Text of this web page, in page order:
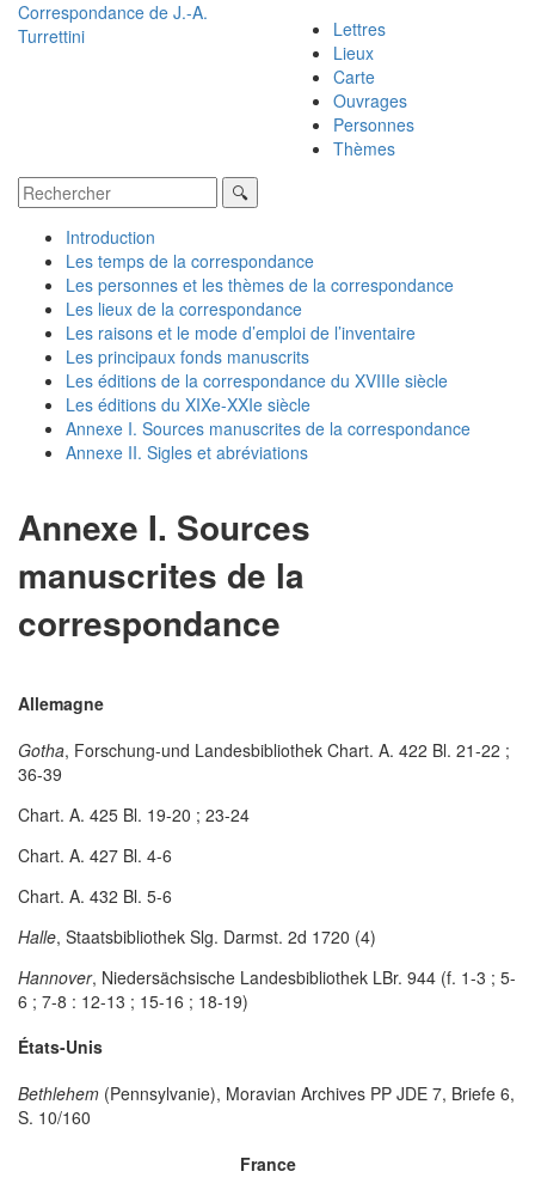
Correspondance de J.-A.
Turrettini
Lettres
Lieux
Carte
Ouvrages
Personnes
Thèmes
Introduction
Les temps de la correspondance
Les personnes et les thèmes de la correspondance
Les lieux de la correspondance
Les raisons et le mode d’emploi de l’inventaire
Les principaux fonds manuscrits
Les éditions de la correspondance du XVIIIe siècle
Les éditions du XIXe-XXIe siècle
Annexe I. Sources manuscrites de la correspondance
Annexe II. Sigles et abréviations
Annexe I. Sources
manuscrites de la
correspondance
Allemagne
Gotha, Forschung-und Landesbibliothek Chart. A. 422 Bl. 21-22 ;
36-39
Chart. A. 425 Bl. 19-20 ; 23-24
Chart. A. 427 Bl. 4-6
Chart. A. 432 Bl. 5-6
Halle, Staatsbibliothek Slg. Darmst. 2d 1720 (4)
Hannover, Niedersächsische Landesbibliothek LBr. 944 (f. 1-3 ; 5-
6 ; 7-8 : 12-13 ; 15-16 ; 18-19)
États-Unis
Bethlehem (Pennsylvanie), Moravian Archives PP JDE 7, Briefe 6,
S. 10/160
France